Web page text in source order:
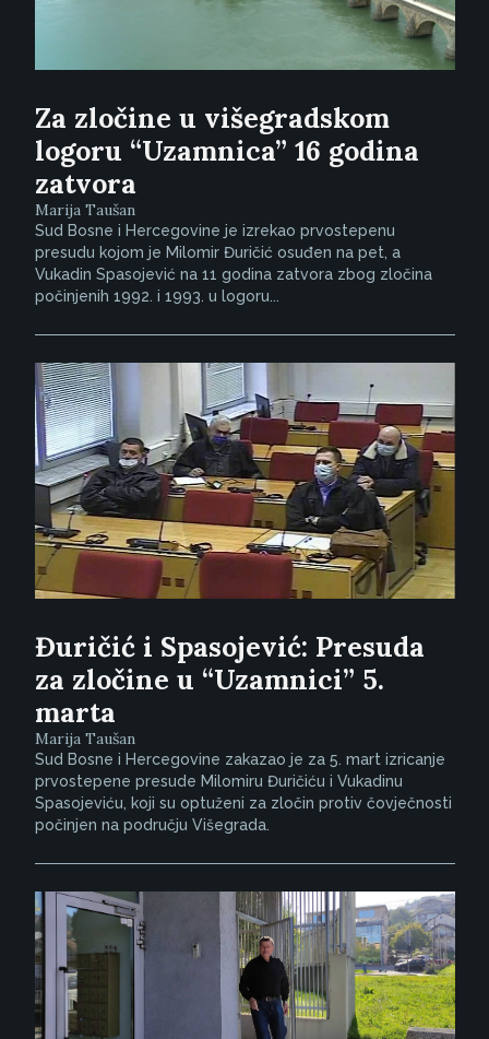
Za zločine u višegradskom
logoru “Uzamnica” 16 godina
zatvora
Marija Taušan
Sud Bosne i Hercegovine je izrekao prvostepenu
presudu kojom je Milomir Đuričić osuđen na pet, a
Vukadin Spasojević na 11 godina zatvora zbog zločina
počinjenih 1992. i 1993. u logoru...
Đuričić i Spasojević: Presuda
za zločine u “Uzamnici” 5.
marta
Marija Taušan
Sud Bosne i Hercegovine zakazao je za 5. mart izricanje
prvostepene presude Milomiru Đuričiću i Vukadinu
Spasojeviću, koji su optuženi za zločin protiv čovječnosti
počinjen na području Višegrada.